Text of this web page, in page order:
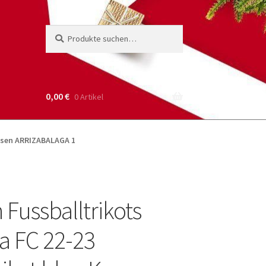
nach:
0,00€ 0 Artikel
ARRIZABALAGA 1
FC 22-23